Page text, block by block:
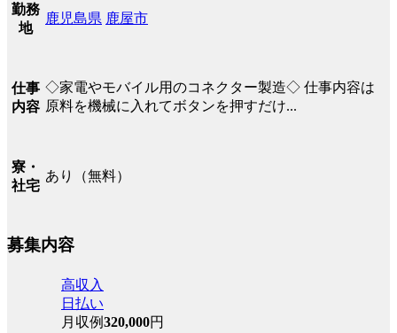
勤務
地
鹿児島県 鹿屋市
仕事
内容
◇家電やモバイル用のコネクター製造◇ 仕事内容は
原料を機械に入れてボタンを押すだけ...
寮・
社宅
あり（無料）
募集内容
高収入
日払い
月収例320,000円